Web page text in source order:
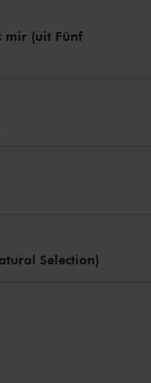
mir (uit Fünf
Selection)